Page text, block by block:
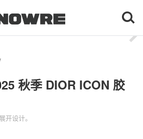
/ 18
秋季 DIOR ICON 胶
开设计。